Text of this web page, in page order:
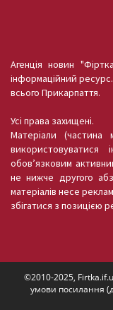
Агенція новин
інформаційний ресурс.
всього Прикарпаття.
Усі права захищені.
Матеріали (частина
обов’язковим
не нижче другого
матеріалів несе
збігатися з позицією
©2010-2025,
умови посилання